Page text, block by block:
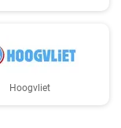
Hoogvliet